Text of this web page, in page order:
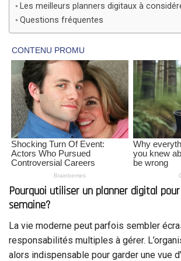
Les meilleurs planners digitaux à
Questions fréquentes
Pourquoi utiliser un planner digital
semaine?
La vie moderne peut parfois sembler
responsabilités multiples à gérer.
alors indispensable pour garder une vue